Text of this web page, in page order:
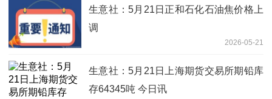
生意社：5月21日正和石化石油焦价格上
调
2026-05-21
生意社：5月21日上海期货交易所期铅库
存64345吨 今日讯